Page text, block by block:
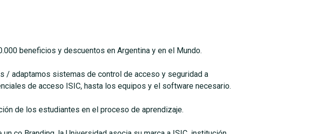
beneficios y descuentos en Argentina y en el Mundo.
/ adaptamos sistemas de control de acceso y seguridad a
de acceso ISIC, hasta los equipos y el software necesario.
de los estudiantes en el proceso de aprendizaje.